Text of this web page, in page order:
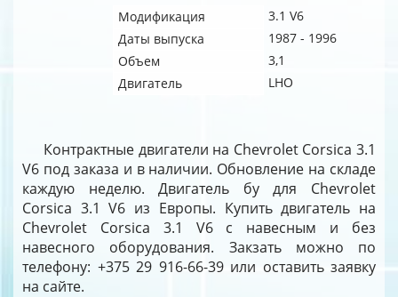
Модификация
3.1 V6
Даты выпуска
1987 - 1996
Объем
3,1
Двигатель
LHO
Контрактные двигатели на Chevrolet Corsica 3.1
V6 под заказа и в наличии. Обновление на складе
каждую неделю. Двигатель бу для Chevrolet
Corsica 3.1 V6 из Европы. Купить двигатель на
Chevrolet Corsica 3.1 V6 с навесным и без
навесного оборудования. Закзать можно по
телефону: +375 29 916-66-39 или оставить заявку
на сайте.